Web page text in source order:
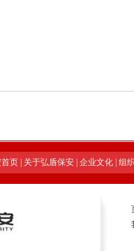
页| 关于弘盾保安| 企业文化| 组